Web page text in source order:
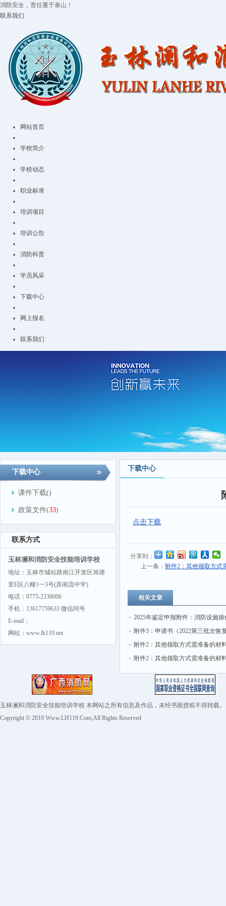
消防安全，责任重于泰山！
联系我们
网站首页
学校简介
学校动态
职业标准
培训项目
培训公告
消防科普
学员风采
下载中心
网上报名
联系我们
下载中心
课件下载()
政策文件(33)
联系方式
玉林澜和消防安全技能培训学校
地址：玉林市城站路南江开发区旭塘
里E区八幢1一3号(原南流中学)
电话：0775-2338006
手机：13617759633 微信同号
E-mail：
网站：www.lh119.net
下载中心
点击下载
分享到：
上一条： 附件2：其他领取方式
相关文章
2025年鉴定申报附件：消防设施操
员"四级/中级工"职业技能鉴定申
书
附件3：申请书（2022第三批次恢
件）
附件2：其他领取方式需准备的材
（2022第一批次）
附件2：其他领取方式需准备的材
（2021年第三批次）
玉林澜和消防安全技能培训学校 本网站之所有信息及作品，未经书面授权不得
Copyright © 2019 Www.LH119.Com,All Rights Reserved